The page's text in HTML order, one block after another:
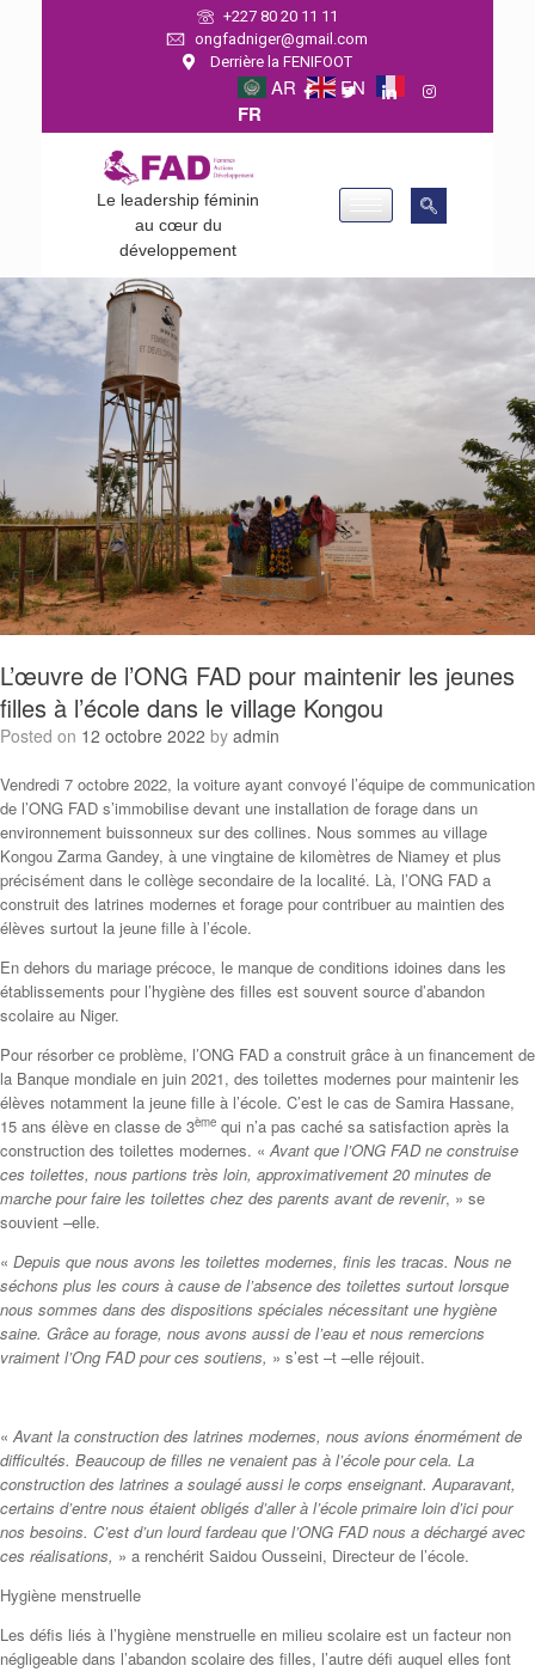
+227 80 20 11 11
ongfadniger@gmail.com
Derrière la FENIFOOT
AR EN
FR
Le leadership féminin
au cœur du
développement
L’œuvre de l’ONG FAD pour maintenir les jeunes
filles à l’école dans le village Kongou
Posted on 12 octobre 2022 by admin
Vendredi 7 octobre 2022, la voiture ayant convoyé l’équipe de communication
de l’ONG FAD s’immobilise devant une installation de forage dans un
environnement buissonneux sur des collines. Nous sommes au village
Kongou Zarma Gandey, à une vingtaine de kilomètres de Niamey et plus
précisément dans le collège secondaire de la localité. Là, l’ONG FAD a
construit des latrines modernes et forage pour contribuer au maintien des
élèves surtout la jeune fille à l’école.
En dehors du mariage précoce, le manque de conditions idoines dans les
établissements pour l’hygiène des filles est souvent source d’abandon
scolaire au Niger.
Pour résorber ce problème, l’ONG FAD a construit grâce à un financement de
la Banque mondiale en juin 2021, des toilettes modernes pour maintenir les
élèves notamment la jeune fille à l’école. C’est le cas de Samira Hassane,
15 ans élève en classe de 3ème qui n’a pas caché sa satisfaction après la
construction des toilettes modernes. «Avant que l’ONG FAD ne construise
ces toilettes, nous partions très loin, approximativement 20 minutes de
marche pour faire les toilettes chez des parents avant de revenir, » se
souvient –elle.
« Depuis que nous avons les toilettes modernes, finis les tracas. Nous ne
séchons plus les cours à cause de l’absence des toilettes surtout lorsque
nous sommes dans des dispositions spéciales nécessitant une hygiène
saine. Grâce au forage, nous avons aussi de l’eau et nous remercions
vraiment l’Ong FAD pour ces soutiens, » s’est –t –elle réjouit.
«Avant la construction des latrines modernes, nous avions énormément de
difficultés. Beaucoup de filles ne venaient pas à l’école pour cela. La
construction des latrines a soulagé aussi le corps enseignant. Auparavant,
certains d’entre nous étaient obligés d’aller à l’école primaire loin d’ici pour
nos besoins. C’est d’un lourd fardeau que l’ONG FAD nous a déchargé avec
ces réalisations, » a renchérit Saidou Ousseini, Directeur de l’école.
Hygiène menstruelle
Les défis liés à l’hygiène menstruelle en milieu scolaire est un facteur non
négligeable dans l’abandon scolaire des filles, l’autre défi auquel elles font